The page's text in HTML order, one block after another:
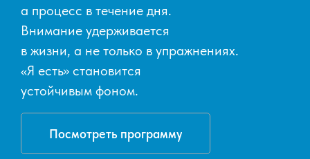
а процесс в течение дня.
Внимание удерживается
в жизни, а не только в упражнениях.
«Я есть» становится
устойчивым фоном.
Посмотреть программу